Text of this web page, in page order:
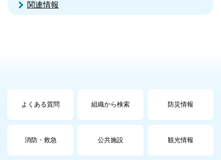
関連情報
よくある質問 組織から検索 防災情報
消防・救急 公共施設 観光情報